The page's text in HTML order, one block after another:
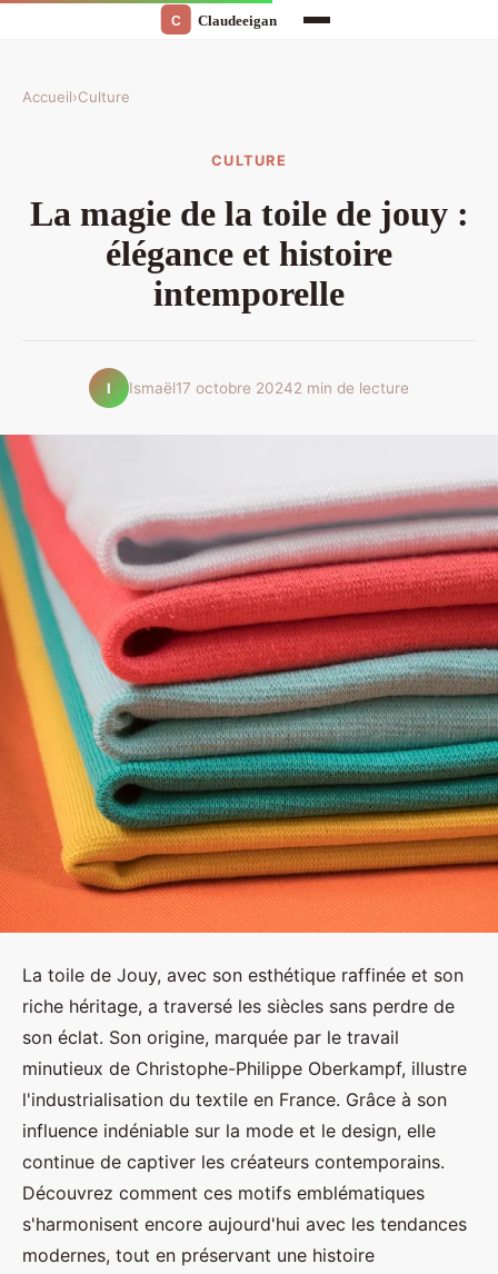
Accueil›Culture
CULTURE
La magie de la toile de jouy :
élégance et histoire
intemporelle
I Ismaël17 octobre 20242 min de lecture
La toile de Jouy, avec son esthétique raffinée et son
riche héritage, a traversé les siècles sans perdre de
son éclat. Son origine, marquée par le travail
minutieux de Christophe-Philippe Oberkampf, illustre
l'industrialisation du textile en France. Grâce à son
influence indéniable sur la mode et le design, elle
continue de captiver les créateurs contemporains.
Découvrez comment ces motifs emblématiques
s'harmonisent encore aujourd'hui avec les tendances
modernes, tout en préservant une histoire